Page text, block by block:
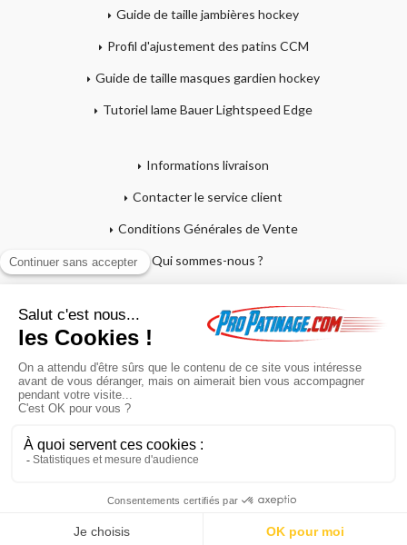
Guide de taille jambières hockey
Profil d'ajustement des patins CCM
Guide de taille masques gardien hockey
Tutoriel lame Bauer Lightspeed Edge
Informations livraison
Contacter le service client
Conditions Générales de Vente
Qui sommes-nous ?
Mon compte
Mon panier
Paiement en 4x sans frais
cookies à des fins statistiques et commerciales.